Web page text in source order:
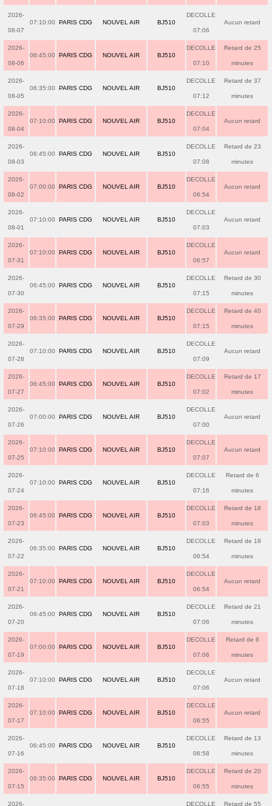
2026-
08-07
07:10:00 PARIS CDG NOUVEL AIR BJ510
DECOLLE
07:06
Aucun retard
2026-
08-06
06:45:00 PARIS CDG NOUVEL AIR BJ510
DECOLLE
07:10
Retard de 25
minutes
2026-
08-05
06:35:00 PARIS CDG NOUVEL AIR BJ510
DECOLLE
07:12
Retard de 37
minutes
2026-
08-04
07:10:00 PARIS CDG NOUVEL AIR BJ510
DECOLLE
07:04
Aucun retard
2026-
08-03
06:45:00 PARIS CDG NOUVEL AIR BJ510
DECOLLE
07:08
Retard de 23
minutes
2026-
08-02
07:00:00 PARIS CDG NOUVEL AIR BJ510
DECOLLE
06:54
Aucun retard
2026-
08-01
07:10:00 PARIS CDG NOUVEL AIR BJ510
DECOLLE
07:03
Aucun retard
2026-
07-31
07:10:00 PARIS CDG NOUVEL AIR BJ510
DECOLLE
06:57
Aucun retard
2026-
07-30
06:45:00 PARIS CDG NOUVEL AIR BJ510
DECOLLE
07:15
Retard de 30
minutes
2026-
07-29
06:35:00 PARIS CDG NOUVEL AIR BJ510
DECOLLE
07:15
Retard de 40
minutes
2026-
07-28
07:10:00 PARIS CDG NOUVEL AIR BJ510
DECOLLE
07:09
Aucun retard
2026-
07-27
06:45:00 PARIS CDG NOUVEL AIR BJ510
DECOLLE
07:02
Retard de 17
minutes
2026-
07-26
07:00:00 PARIS CDG NOUVEL AIR BJ510
DECOLLE
07:00
Aucun retard
2026-
07-25
07:10:00 PARIS CDG NOUVEL AIR BJ510
DECOLLE
07:07
Aucun retard
2026-
07-24
07:10:00 PARIS CDG NOUVEL AIR BJ510
DECOLLE
07:16
Retard de 6
minutes
2026-
07-23
06:45:00 PARIS CDG NOUVEL AIR BJ510
DECOLLE
07:03
Retard de 18
minutes
2026-
07-22
06:35:00 PARIS CDG NOUVEL AIR BJ510
DECOLLE
06:54
Retard de 19
minutes
2026-
07-21
07:10:00 PARIS CDG NOUVEL AIR BJ510
DECOLLE
06:54
Aucun retard
2026-
07-20
06:45:00 PARIS CDG NOUVEL AIR BJ510
DECOLLE
07:06
Retard de 21
minutes
2026-
07-19
07:00:00 PARIS CDG NOUVEL AIR BJ510
DECOLLE
07:06
Retard de 6
minutes
2026-
07-18
07:10:00 PARIS CDG NOUVEL AIR BJ510
DECOLLE
07:06
Aucun retard
2026-
07-17
07:10:00 PARIS CDG NOUVEL AIR BJ510
DECOLLE
06:55
Aucun retard
2026-
07-16
06:45:00 PARIS CDG NOUVEL AIR BJ510
DECOLLE
06:58
Retard de 13
minutes
2026-
07-15
06:35:00 PARIS CDG NOUVEL AIR BJ510
DECOLLE
06:55
Retard de 20
minutes
2026- DECOLLE Retard de 55